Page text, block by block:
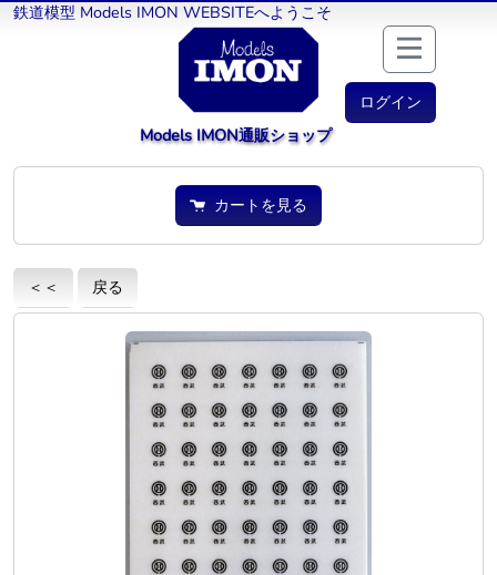
鉄道模型 Models IMON WEBSITEへようこそ
ログイン
Models IMON通販ショップ
カートを見る
＜＜ 戻る